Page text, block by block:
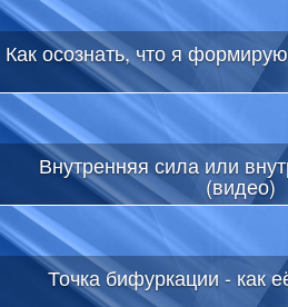
Как осознать, что я
Внутренняя сила или
(видео)
Точка бифуркации - как